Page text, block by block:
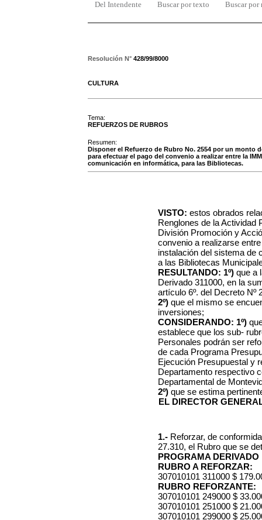
Del Intendente Buscar por texto Buscar por
Resolución N° 428/99/8000
CULTURA
Tema:
REFUERZOS DE RUBROS
Resumen:
Disponer el Refuerzo de Rubro No. 2554 por un monto
para efectuar el pago del convenio a realizar entre la
comunicación en informática, para las Bibliotecas.
VISTO: estos obrados
Renglones de la Actividad
División Promoción y
convenio a realizarse
instalación del sistema de
a las Bibliotecas
RESULTANDO: 1º) que a
Derivado 311000, en la
artículo 6º. del Decreto Nº
2º) que el mismo se
inversiones;
CONSIDERANDO: 1º)
establece que los sub-
Personales podrán ser
de cada Programa
Ejecución Presupuestal y
Departamento respectivo
Departamental de
2º) que se estima
EL DIRECTOR
1.- Reforzar, de
27.310, el Rubro que se
PROGRAMA DERIVADO
RUBRO A REFORZAR:
307010101 311000 $
RUBRO REFORZANTE:
307010101 249000 $
307010101 251000 $
307010101 299000 $